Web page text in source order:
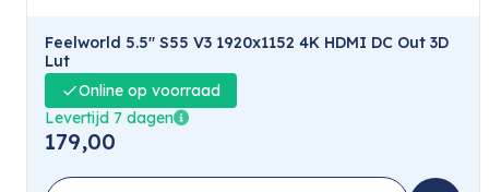
Feelworld 5.5'' S55 V3 1920x1152 4K HDMI DC Out 3D
Lut
Online op voorraad
Levertijd 7 dagen
179,00